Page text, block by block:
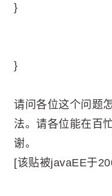
}
}
请问各位这个问题
法。请各位能在百
谢。
[该贴被javaEE于